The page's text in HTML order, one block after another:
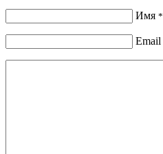
Имя *
Email